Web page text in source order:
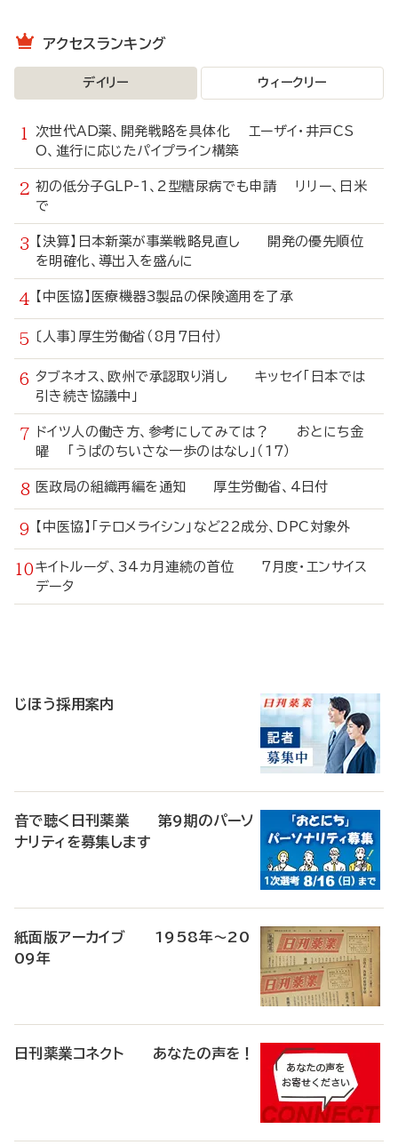
アクセスランキング
デイリー ウィークリー
次世代AD薬、開発戦略を具体化 エーザイ・井戸CS
O、進行に応じたパイプライン構築
初の低分子GLP-1、2型糖尿病でも申請 リリー、日米
で
【決算】日本新薬が事業戦略見直し 開発の優先順位
を明確化、導出入を盛んに
【中医協】医療機器3製品の保険適用を了承
〔人事〕厚生労働省（8月7日付）
タブネオス、欧州で承認取り消し キッセイ「日本では
引き続き協議中」
ドイツ人の働き方、参考にしてみては？ おとにち金
曜 「うぱのちいさな一歩のはなし」（17）
医政局の組織再編を通知 厚生労働省、4日付
【中医協】「テロメライシン」など22成分、DPC対象外
キイトルーダ、34カ月連続の首位 7月度・エンサイス
データ
じほう採用案内
音で聴く日刊薬業 第9期のパーソ
ナリティを募集します
紙面版アーカイブ 1958年～20
09年
日刊薬業コネクト あなたの声を！